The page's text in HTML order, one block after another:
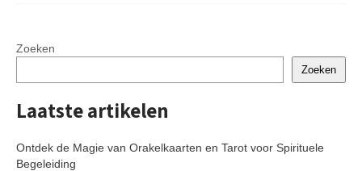
Zoeken
Zoeken
Laatste artikelen
Ontdek de Magie van Orakelkaarten en Tarot voor Spirituele
Begeleiding